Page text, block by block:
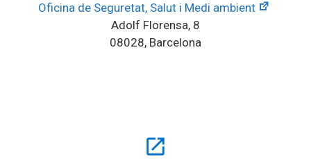
Oficina de Seguretat, Salut i Medi ambient
Adolf Florensa, 8
08028, Barcelona
open_in_new